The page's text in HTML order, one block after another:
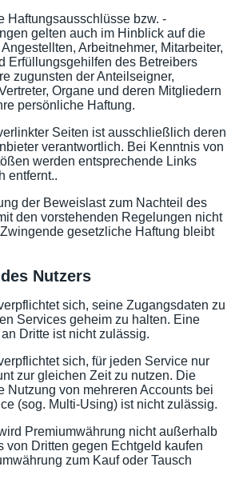
Haftungsausschlüsse bzw. -
gelten auch im Hinblick auf die
Arbeitnehmer, Mitarbeiter,
Erfüllungsgehilfen des Betreibers
zugunsten der Anteilseigner,
Organe und deren Mitgliedern
persönliche Haftung.
Seiten ist ausschließlich deren
verantwortlich. Bei Kenntnis von
werden entsprechende Links
entfernt..
der Beweislast zum Nachteil des
den vorstehenden Regelungen nicht
gesetzliche Haftung bleibt
Nutzers
sich, seine Zugangsdaten zu
Services geheim zu halten. Eine
Dritte ist nicht zulässig.
sich, für jeden Service nur
zur gleichen Zeit zu nutzen. Die
Nutzung von mehreren Accounts bei
(sog. Multi-Using) ist nicht zulässig.
Premiumwährung nicht außerhalb
von Dritten gegen Echtgeld kaufen
zum Kauf oder Tausch